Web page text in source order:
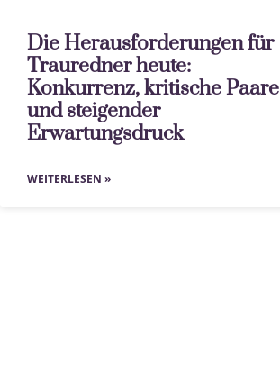
Die Herausforderungen für
Trauredner heute:
Konkurrenz, kritische Paare
und steigender
Erwartungsdruck
WEITERLESEN »